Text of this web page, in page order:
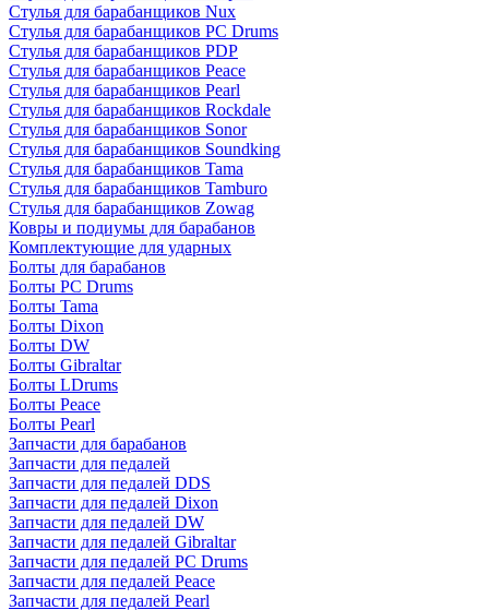
Стулья для барабанщиков Nux
Стулья для барабанщиков PC Drums
Стулья для барабанщиков PDP
Стулья для барабанщиков Peace
Стулья для барабанщиков Pearl
Стулья для барабанщиков Rockdale
Стулья для барабанщиков Sonor
Стулья для барабанщиков Soundking
Стулья для барабанщиков Tama
Стулья для барабанщиков Tamburo
Стулья для барабанщиков Zowag
Ковры и подиумы для барабанов
Комплектующие для ударных
Болты для барабанов
Болты PC Drums
Болты Tama
Болты Dixon
Болты DW
Болты Gibraltar
Болты LDrums
Болты Peace
Болты Pearl
Запчасти для барабанов
Запчасти для педалей
Запчасти для педалей DDS
Запчасти для педалей Dixon
Запчасти для педалей DW
Запчасти для педалей Gibraltar
Запчасти для педалей PC Drums
Запчасти для педалей Peace
Запчасти для педалей Pearl